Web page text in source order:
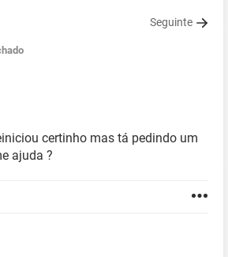
Seguinte
certinho mas tá pedindo um
ajuda ?